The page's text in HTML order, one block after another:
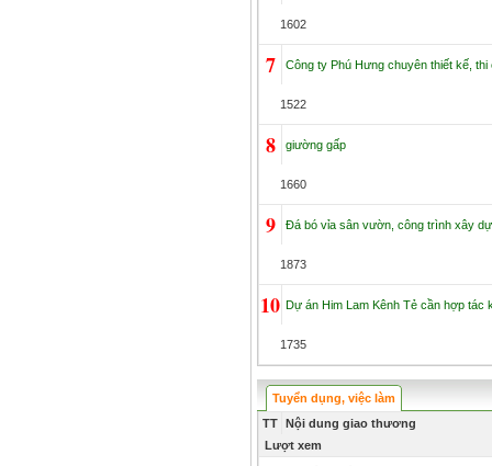
1602
7 Công ty Phú Hưng chuyên thiết kế, thi
1522
8 giường gấp
1660
9 Đá bó vỉa sân vườn, công trình xây
1873
10 Dự án Him Lam Kênh Tẻ cần hợp tác
1735
Tuyển dụng, việc làm
TT
Nội dung giao thương
Lượt xem